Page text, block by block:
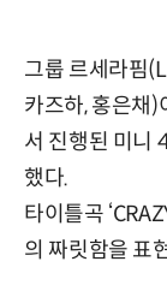
그룹 르세라핌
카즈하, 홍은채
서 진행된 미니
했다.
타이틀곡
의 짜릿함을 표